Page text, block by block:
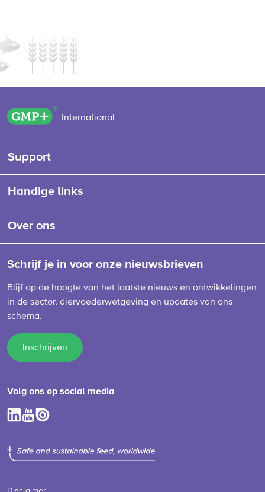
GMP+ logo
International
Support
Handige links
Over ons
Schrijf je in voor onze nieuwsbrieven
Blijf op de hoogte van het laatste nieuws en ontwikkelingen
in de sector, diervoederwetgeving en updates van ons
schema.
Inschrijven
Volg ons op social media